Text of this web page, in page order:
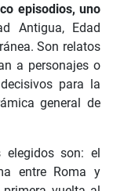
episodios, uno
Antigua, Edad
Son relatos
a personajes o
para la
general de
elegidos son: el
entre Roma y